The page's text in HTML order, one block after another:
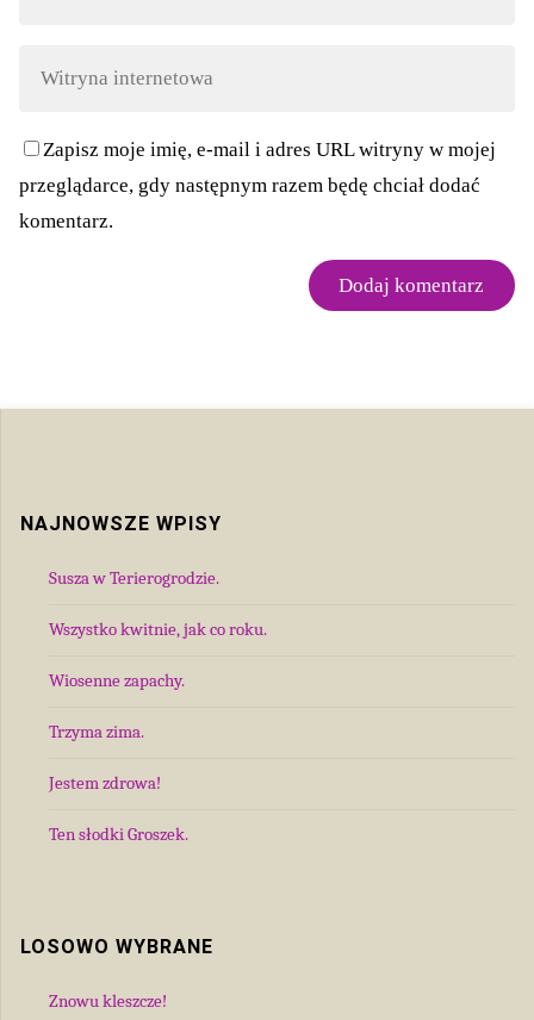
Zapisz moje imię, e-mail i adres URL witryny w mojej
przeglądarce, gdy następnym razem będę chciał dodać
komentarz.
NAJNOWSZE WPISY
Susza w Terierogrodzie.
Wszystko kwitnie, jak co roku.
Wiosenne zapachy.
Trzyma zima.
Jestem zdrowa!
Ten słodki Groszek.
LOSOWO WYBRANE
Znowu kleszcze!